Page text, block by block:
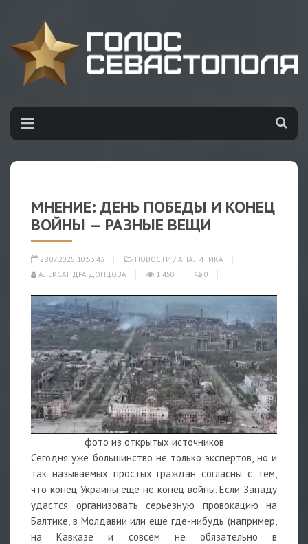
МНЕНИЕ: ДЕНЬ ПОБЕДЫ И КОНЕЦ
ВОЙНЫ — РАЗНЫЕ ВЕЩИ
28.07.2025 10:53:43 НОВОСТИ / АНАЛИТИКА
АЛЕКСАНДРА ДОНЦОВА
1 450 0
фото из открытых источников
Сегодня уже большинство не только экспертов, но и
так называемых простых граждан согласны с тем,
что конец Украины ещё не конец войны. Если Западу
удастся организовать серьёзную провокацию на
Балтике, в Молдавии или ещё где-нибудь (например,
на Кавказе и совсем не обязательно в